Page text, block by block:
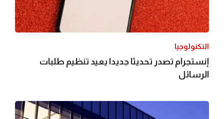
التكنولوجيا
إنستجرام تصدر تحديثا جديدا يعيد تنظيم طلبات
الرسائل